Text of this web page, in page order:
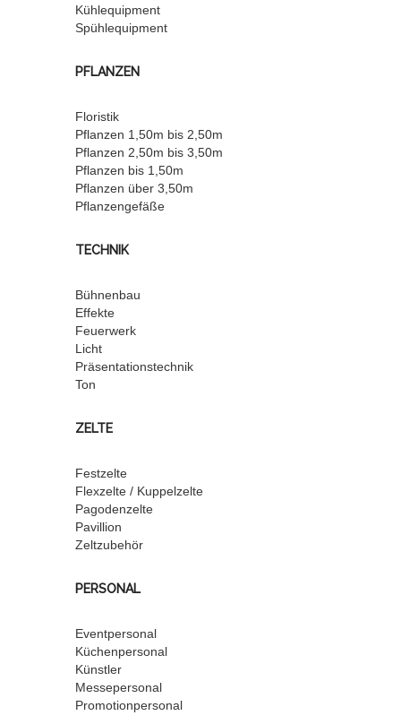
Kühlequipment
Spühlequipment
PFLANZEN
Floristik
Pflanzen 1,50m bis 2,50m
Pflanzen 2,50m bis 3,50m
Pflanzen bis 1,50m
Pflanzen über 3,50m
Pflanzengefäße
TECHNIK
Bühnenbau
Effekte
Feuerwerk
Licht
Präsentationstechnik
Ton
ZELTE
Festzelte
Flexzelte / Kuppelzelte
Pagodenzelte
Pavillion
Zeltzubehör
PERSONAL
Eventpersonal
Küchenpersonal
Künstler
Messepersonal
Promotionpersonal